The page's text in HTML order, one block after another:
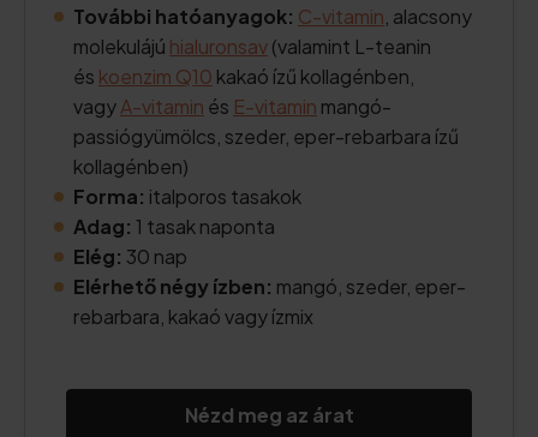
További hatóanyagok: C-vitamin , alacsony
molekulájú hialuronsav(valamint L-teanin
és koenzim Q10 kakaó ízű kollagénben,
vagyA-vitamin és E-vitamin mangó-
passiógyümölcs, szeder, eper-rebarbara ízű
kollagénben)
Forma: italporos tasakok
Adag: 1 tasak naponta
Elég: 30 nap
Elérhető négy ízben: mangó, szeder, eper-
rebarbara, kakaó vagy ízmix
Nézd meg az árat